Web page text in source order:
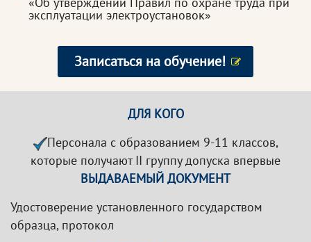
эксплуатации электроустановок»
Записаться на обучение!
ДЛЯ КОГО
Персонала с образованием 9-11 классов,
которые получают II группу допуска впервые
ВЫДАВАЕМЫЙ ДОКУМЕНТ
Удостоверение установленного государством
образца, протокол